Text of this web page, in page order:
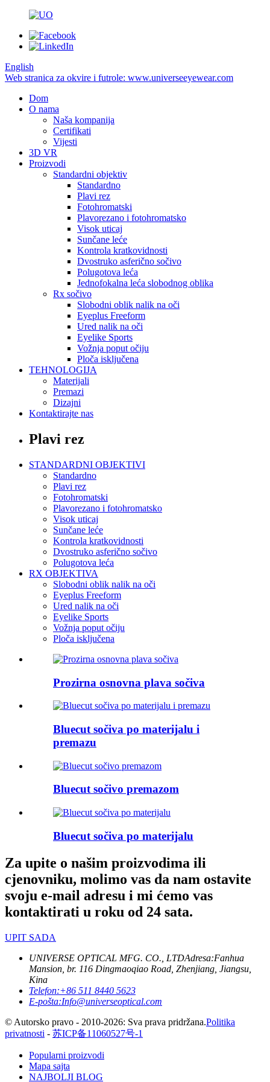
English
Web stranica za okvire i futrole: www.universeeyewear.com
Dom
O nama
Naša kompanija
Certifikati
Vijesti
3D VR
Proizvodi
Standardni objektiv
Standardno
Plavi rez
Fotohromatski
Plavorezano i fotohromatsko
Visok uticaj
Sunčane leće
Kontrola kratkovidnosti
Dvostruko asferično sočivo
Polugotova leća
Jednofokalna leća slobodnog oblika
Rx sočivo
Slobodni oblik nalik na oči
Eyeplus Freeform
Ured nalik na oči
Eyelike Sports
Vožnja poput očiju
Ploča isključena
TEHNOLOGIJA
Materijali
Premazi
Dizajni
Kontaktirajte nas
Plavi rez
STANDARDNI OBJEKTIVI
Standardno
Plavi rez
Fotohromatski
Plavorezano i fotohromatsko
Visok uticaj
Sunčane leće
Kontrola kratkovidnosti
Dvostruko asferično sočivo
Polugotova leća
RX OBJEKTIVA
Slobodni oblik nalik na oči
Eyeplus Freeform
Ured nalik na oči
Eyelike Sports
Vožnja poput očiju
Ploča isključena
Prozirna osnovna plava sočiva
Bluecut sočiva po materijalu i
premazu
Bluecut sočivo premazom
Bluecut sočiva po materijalu
Za upite o našim proizvodima ili
cjenovniku, molimo vas da nam ostavite
svoju e-mail adresu i mi ćemo vas
kontaktirati u roku od 24 sata.
UPIT SADA
UNIVERSE OPTICAL MFG. CO., LTDAdresa:Fanhua
Mansion, br. 116 Dingmaoqiao Road, Zhenjiang, Jiangsu,
Kina
Telefon:+86 511 8440 5623
E-pošta:Info@universeoptical.com
© Autorsko pravo - 2010-2026: Sva prava pridržana.Politika
privatnosti - 苏ICP备11060527号-1
Popularni proizvodi
Mapa sajta
NAJBOLJI BLOG